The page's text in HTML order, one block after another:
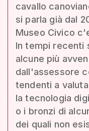
cavallo
si parla già dal
Museo Civico
In tempi recenti
alcune più
dall'assessore
tendenti a
la tecnologia
o i bronzi di
dei quali non